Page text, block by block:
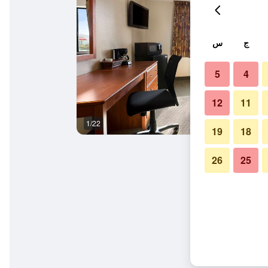
1/22
ج س
4
5
11
12
18
19
25
26